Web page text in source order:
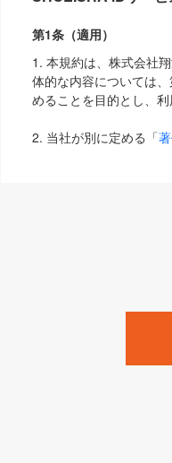
第1条（適用）
1. 本規約は、株式会社
体的な内容については
めることを目的とし、
2. 当社が別に定める「
は、本規約の規定が優
1. 「本サービス」とは
みます）及びこれらサ
「SEBook」「